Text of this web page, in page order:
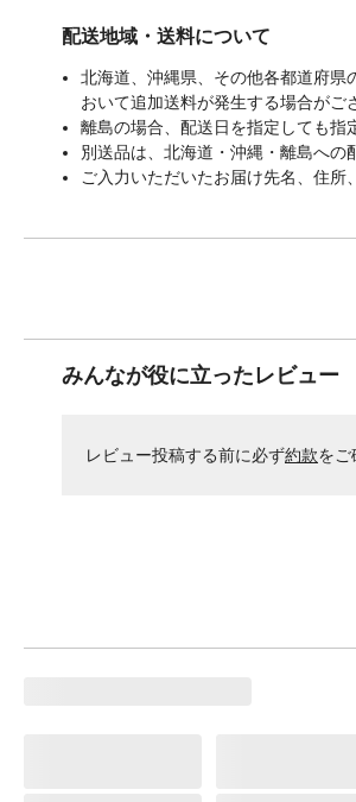
配送地域・送料について
北海道、沖縄県、その他各都道府県
おいて追加送料が発生する場合がご
離島の場合、配送日を指定しても指
別送品は、北海道・沖縄・離島への
ご入力いただいたお届け先名、住所
みんなが役に立ったレビュー
レビュー投稿する前に必ず約款をご